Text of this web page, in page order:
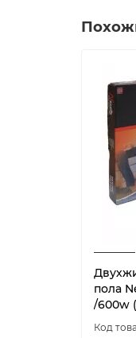
пола
/600w